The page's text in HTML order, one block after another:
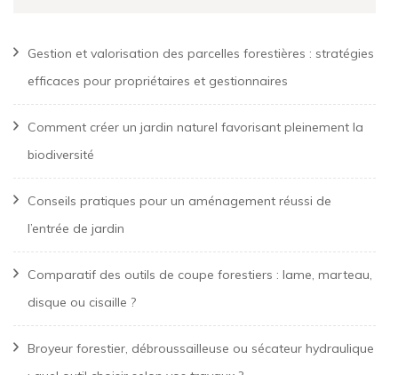
Gestion et valorisation des parcelles forestières : stratégies
efficaces pour propriétaires et gestionnaires
Comment créer un jardin naturel favorisant pleinement la
biodiversité
Conseils pratiques pour un aménagement réussi de
l’entrée de jardin
Comparatif des outils de coupe forestiers : lame, marteau,
disque ou cisaille ?
Broyeur forestier, débroussailleuse ou sécateur hydraulique